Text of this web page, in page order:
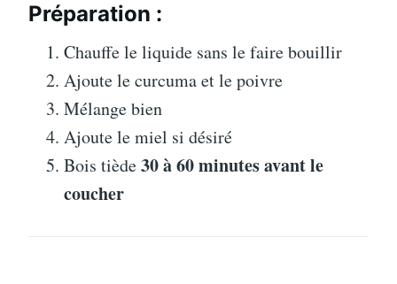
Préparation :
Chauffe le liquide sans le faire bouillir
Ajoute le curcuma et le poivre
Mélange bien
Ajoute le miel si désiré
Bois tiède30 à 60 minutes avant le
coucher